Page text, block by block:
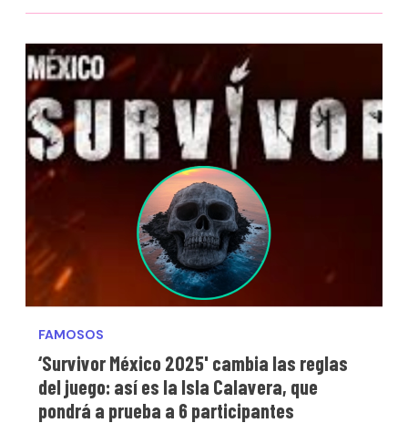
FAMOSOS
‘Survivor México 2025' cambia las reglas
del juego: así es la Isla Calavera, que
pondrá a prueba a 6 participantes